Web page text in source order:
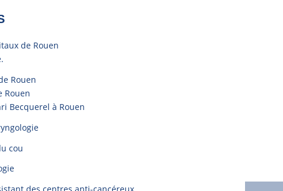
de Rouen
Rouen
Rouen
Becquerel à Rouen
cou